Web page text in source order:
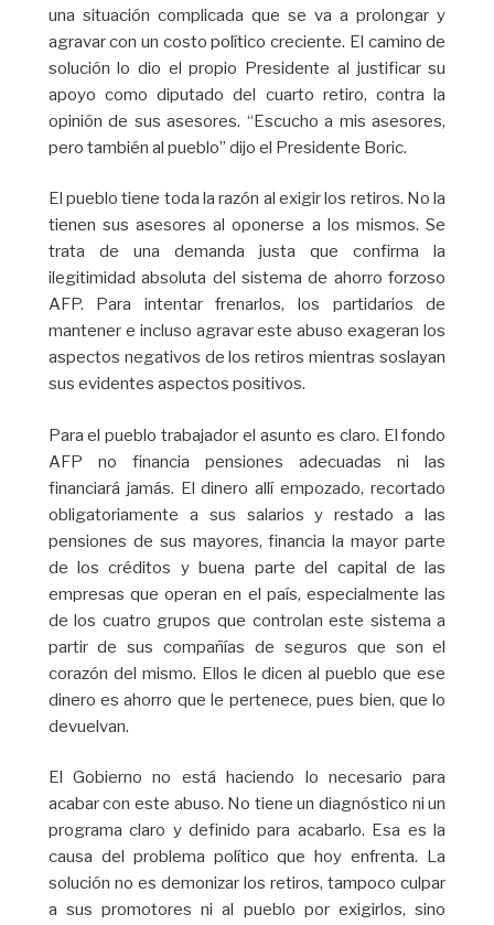
una situación complicada que se va a prolongar y
agravar con un costo político creciente. El camino de
solución lo dio el propio Presidente al justificar su
apoyo como diputado del cuarto retiro, contra la
opinión de sus asesores. “Escucho a mis asesores,
pero también al pueblo” dijo el Presidente Boric.
El pueblo tiene toda la razón al exigir los retiros. No la
tienen sus asesores al oponerse a los mismos. Se
trata de una demanda justa que confirma la
ilegitimidad absoluta del sistema de ahorro forzoso
AFP. Para intentar frenarlos, los partidarios de
mantener e incluso agravar este abuso exageran los
aspectos negativos de los retiros mientras soslayan
sus evidentes aspectos positivos.
Para el pueblo trabajador el asunto es claro. El fondo
AFP no financia pensiones adecuadas ni las
financiará jamás. El dinero allí empozado, recortado
obligatoriamente a sus salarios y restado a las
pensiones de sus mayores, financia la mayor parte
de los créditos y buena parte del capital de las
empresas que operan en el país, especialmente las
de los cuatro grupos que controlan este sistema a
partir de sus compañías de seguros que son el
corazón del mismo. Ellos le dicen al pueblo que ese
dinero es ahorro que le pertenece, pues bien, que lo
devuelvan.
El Gobierno no está haciendo lo necesario para
acabar con este abuso. No tiene un diagnóstico ni un
programa claro y definido para acabarlo. Esa es la
causa del problema político que hoy enfrenta. La
solución no es demonizar los retiros, tampoco culpar
a sus promotores ni al pueblo por exigirlos, sino